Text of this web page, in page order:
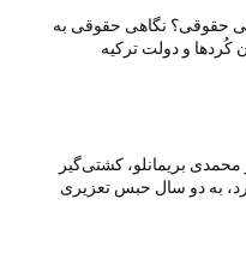
حقوقی؟ نگاهی حقوقی به
کُردها و دولت ترکیه
بریمانلو، کشتی‌گیر